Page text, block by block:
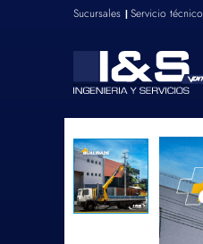
Sucursales |Servicio técnico